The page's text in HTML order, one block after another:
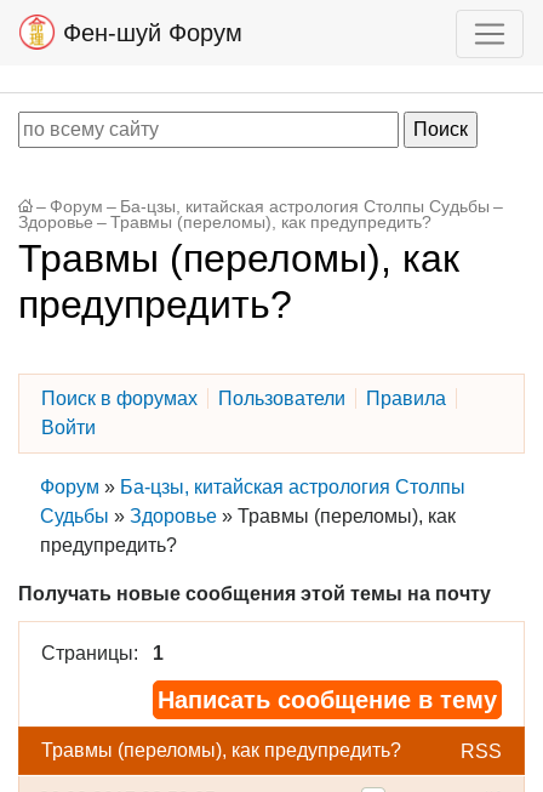
Фен-шуй Форум
– Форум – Ба-цзы, китайская астрология Столпы Судьбы –
Здоровье – Травмы (переломы), как предупредить?
Травмы (переломы), как
предупредить?
Поиск в форумах Пользователи
Правила
Войти
Форум » Ба-цзы, китайская астрология Столпы
Судьбы » Здоровье » Травмы (переломы), как
предупредить?
Получать новые сообщения этой темы на почту
Страницы: 1
Написать сообщение в тему
RSS
Травмы (переломы), как предупредить?